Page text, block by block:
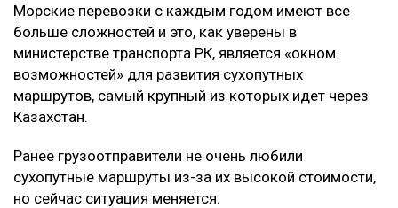
Морские перевозки с каждым годом имеют все
больше сложностей и это, как уверены в
министерстве транспорта РК, является «окном
возможностей» для развития сухопутных
маршрутов, самый крупный из которых идет через
Казахстан.
Ранее грузоотправители не очень любили
сухопутные маршруты из-за их высокой стоимости,
но сейчас ситуация меняется.